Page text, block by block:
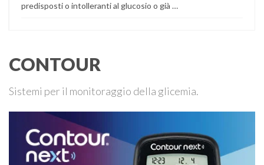
predisposti o intolleranti al glucosio o già …
CONTOUR
Sistemi per il monitoraggio della glicemia.